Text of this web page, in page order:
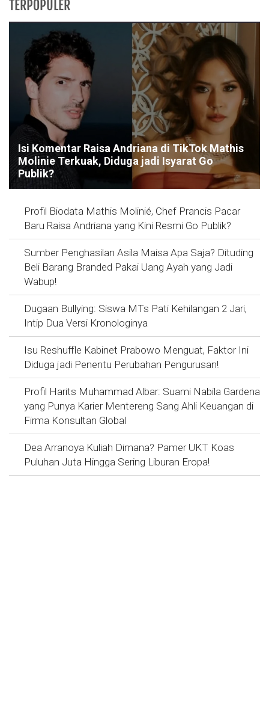
TERPOPULER
Isi Komentar Raisa Andriana di TikTok Mathis
Molinie Terkuak, Diduga jadi Isyarat Go
Publik?
Profil Biodata Mathis Molinié, Chef Prancis Pacar
Baru Raisa Andriana yang Kini Resmi Go Publik?
Sumber Penghasilan Asila Maisa Apa Saja? Dituding
Beli Barang Branded Pakai Uang Ayah yang Jadi
Wabup!
Dugaan Bullying: Siswa MTs Pati Kehilangan 2 Jari,
Intip Dua Versi Kronologinya
Isu Reshuffle Kabinet Prabowo Menguat, Faktor Ini
Diduga jadi Penentu Perubahan Pengurusan!
Profil Harits Muhammad Albar: Suami Nabila Gardena
yang Punya Karier Mentereng Sang Ahli Keuangan di
Firma Konsultan Global
Dea Arranoya Kuliah Dimana? Pamer UKT Koas
Puluhan Juta Hingga Sering Liburan Eropa!